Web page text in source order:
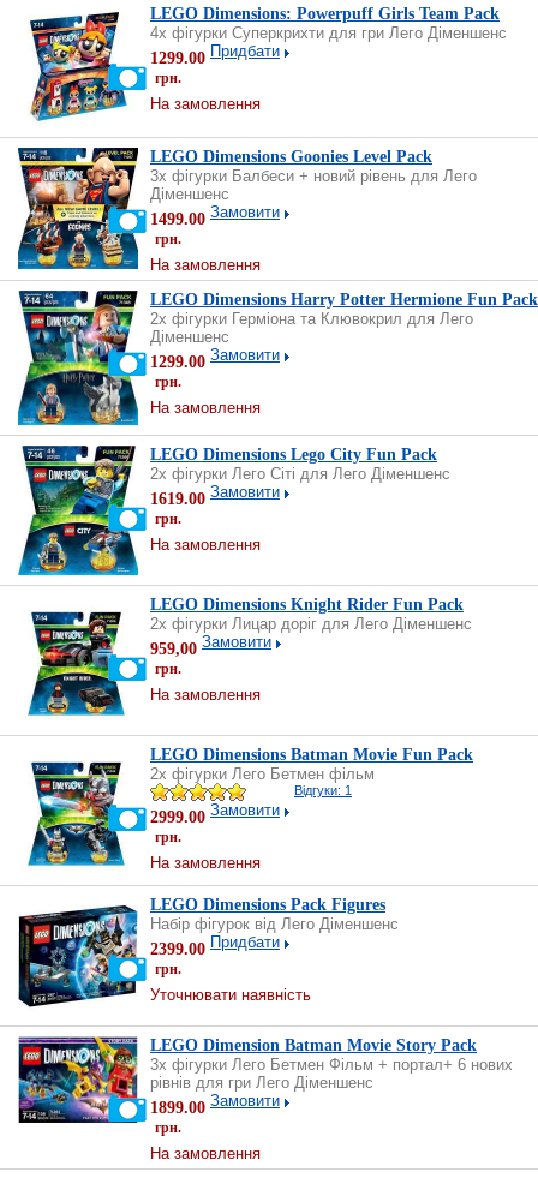
LEGO Dimensions: Powerpuff Girls Team Pack
4х фігурки Суперкрихти для гри Лего Діменшенс
1299.00
грн.
Придбати
На замовлення
LEGO Dimensions Goonies Level Pack
3х фігурки Балбеси + новий рівень для Лего
Діменшенс
1499.00
грн.
Замовити
На замовлення
LEGO Dimensions Harry Potter Hermione Fun Pack
2х фігурки Герміона та Клювокрил для Лего
Діменшенс
1299.00
грн.
Замовити
На замовлення
LEGO Dimensions Lego City Fun Pack
2х фігурки Лего Сіті для Лего Діменшенс
1619.00
грн.
Замовити
На замовлення
LEGO Dimensions Knight Rider Fun Pack
2х фігурки Лицар доріг для Лего Діменшенс
959,00
грн.
Замовити
На замовлення
LEGO Dimensions Batman Movie Fun Pack
2х фігурки Лего Бетмен фільм
Відгуки: 1
2999.00
грн.
Замовити
На замовлення
LEGO Dimensions Pack Figures
Набір фігурок від Лего Діменшенс
2399.00
грн.
Придбати
Уточнювати наявність
LEGO Dimension Batman Movie Story Pack
3х фігурки Лего Бетмен Фільм + портал+ 6 нових
рівнів для гри Лего Діменшенс
1899.00
грн.
Замовити
На замовлення